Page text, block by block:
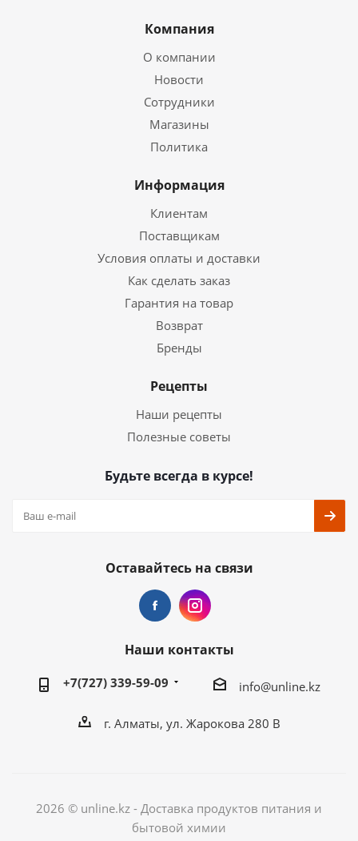
Компания
О компании
Новости
Сотрудники
Магазины
Политика
Информация
Клиентам
Поставщикам
Условия оплаты и доставки
Как сделать заказ
Гарантия на товар
Возврат
Бренды
Рецепты
Наши рецепты
Полезные советы
Будьте всегда в курсе!
Оставайтесь на связи
Наши контакты
+7(727) 339-59-09 info@unline.kz
г. Алматы, ул. Жарокова 280 В
2026 © unline.kz - Доставка продуктов питания и
бытовой химии